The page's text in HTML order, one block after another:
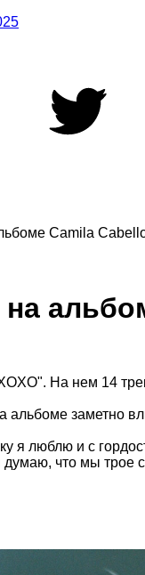
Camila
На нем 14
заметно
я люблю и с
что мы трое